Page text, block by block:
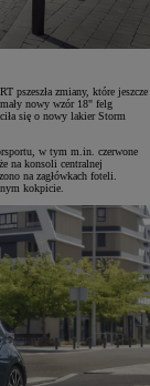
pszeszła zmiany, które jeszcze
nowy wzór 18" felg
się o nowy lakier Storm
w tym m.in. czerwone
na konsoli centralnej
na zagłówkach foteli.
kokpicie.